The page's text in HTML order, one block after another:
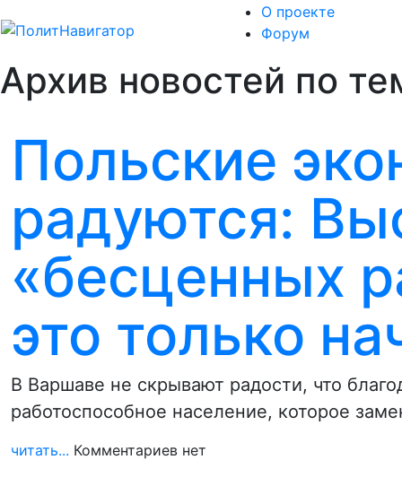
О проекте
Форум
Архив новостей по
Польские
радуются:
«бесценных
это только
В Варшаве не скрывают радости, что
работоспособное население, которое
читать... Комментариев нет